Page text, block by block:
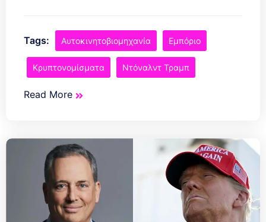
Tags: Αυτοκινητοβιομηχανία Εμπόριο
Κρυπτονομίσματα Ντόναλντ Τραμπ
Read More